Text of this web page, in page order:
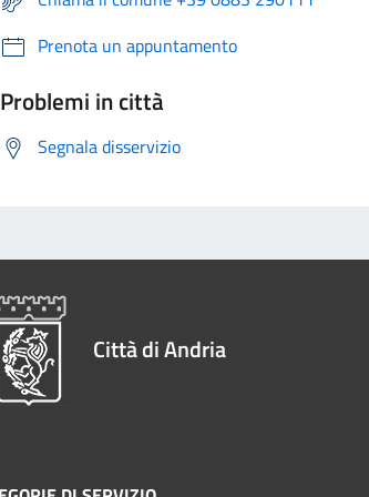
Prenota un appuntamento
Problemi in città
Segnala disservizio
Città di Andria